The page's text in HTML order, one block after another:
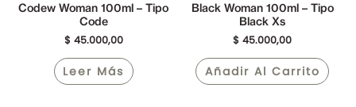
Codew Woman 100ml – Tipo
Code
$ 45.000,00
Leer Más
Black Woman 100ml – Tipo
Black Xs
$ 45.000,00
Añadir Al Carrito